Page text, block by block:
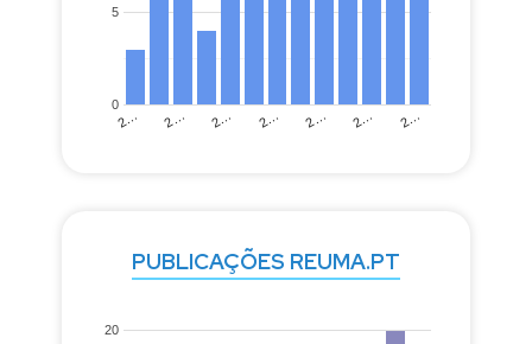
2… 2… 2… 2… 2… 2… 2…
0
5
PUBLICAÇÕES REUMA.PT
20